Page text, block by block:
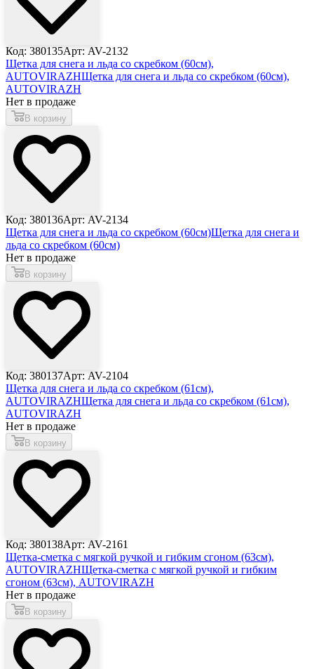
Код: 380135Арт: AV-2132
Щетка для снега и льда со скребком (60см),
AUTOVIRAZHЩетка для снега и льда со скребком (60см),
AUTOVIRAZH
Нет в продаже
В корзину
Код: 380136Арт: AV-2134
Щетка для снега и льда со скребком (60см)Щетка для снега и
льда со скребком (60см)
Нет в продаже
В корзину
Код: 380137Арт: AV-2104
Щетка для снега и льда со скребком (61см),
AUTOVIRAZHЩетка для снега и льда со скребком (61см),
AUTOVIRAZH
Нет в продаже
В корзину
Код: 380138Арт: AV-2161
Щетка-сметка с мягкой ручкой и гибким сгоном (63см),
AUTOVIRAZHЩетка-сметка с мягкой ручкой и гибким
сгоном (63см), AUTOVIRAZH
Нет в продаже
В корзину